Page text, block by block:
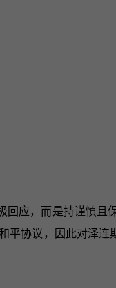
应，而是持谨慎
平协议，因此对泽